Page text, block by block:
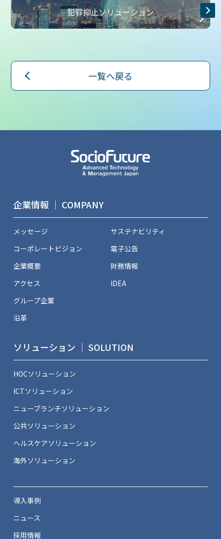
犯罪抑止ソリューション
一覧へ戻る
企業情報 ｜ COMPANY
メッセージ
コーポレートビジョン
企業概要
アクセス
グループ企業
沿革
サステナビリティ
電子公告
財務情報
IDEA
ソリューション ｜ SOLUTION
HOCソリューション
ICTソリューション
ニューブランチソリューション
公共ソリューション
ヘルスケアソリューション
海外ソリューション
導入事例
ニュース
採用情報